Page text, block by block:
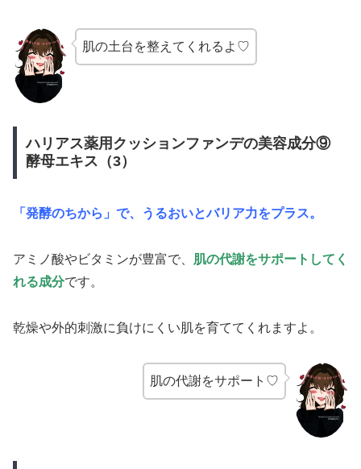
肌の土台を整えてくれるよ♡
ハリアス薬用クッションファンデの美容成分⑨
酵母エキス（3）
「発酵のちから」で、うるおいとバリア力をプラス。
アミノ酸やビタミンが豊富で、 肌の代謝をサポートしてく
れる成分です。
乾燥や外的刺激に負けにくい肌を育ててくれますよ。
肌の代謝をサポート♡